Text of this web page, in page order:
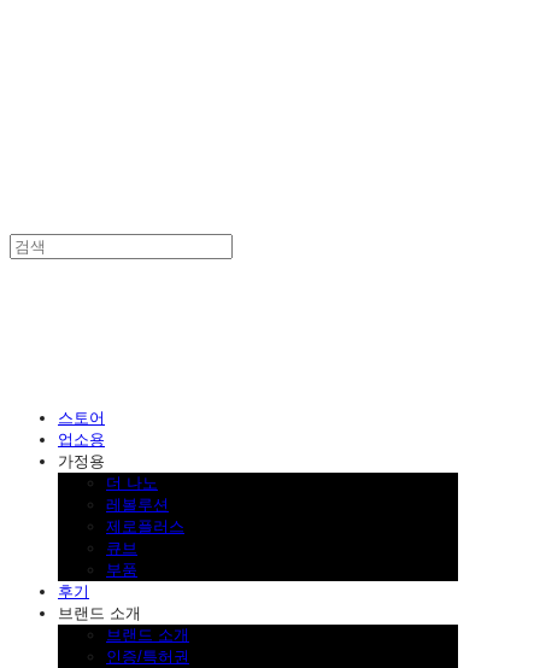
스토어
업소용
가정용
더 나노
레볼루션
제로플러스
큐브
부품
후기
브랜드 소개
브랜드 소개
인증/특허권